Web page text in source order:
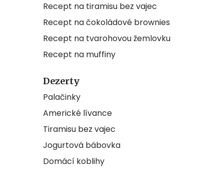
Recept na tiramisu bez vajec
Recept na čokoládové brownies
Recept na tvarohovou žemlovku
Recept na muffiny
Dezerty
Palačinky
Americké lívance
Tiramisu bez vajec
Jogurtová bábovka
Domácí koblihy